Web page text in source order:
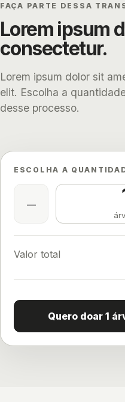
FAÇA PARTE DESSA
Lorem ipsum
consectetur.
Lorem ipsum dolor sit
elit. Escolha a
desse processo.
ESCOLHA A
−
Valor total
Quero doar 1